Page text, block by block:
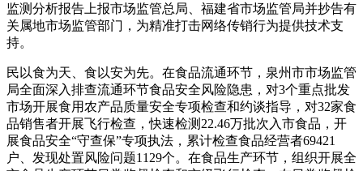
监测分析报告上报市场监管总局、福建省市场监管局并抄告有
关属地市场监管部门，为精准打击网络传销行为提供技术支
持。
民以食为天、食以安为先。在食品流通环节，泉州市市场监管
局全面深入排查流通环节食品安全风险隐患，对3个重点批发
市场开展食用农产品质量安全专项检查和约谈指导，对32家食
品销售者开展飞行检查，快速检测22.46万批次入市食品，开
展食品安全“守查保”专项执法，累计检查食品经营者69421
户、发现处置风险问题1129个。在食品生产环节，组织开展全